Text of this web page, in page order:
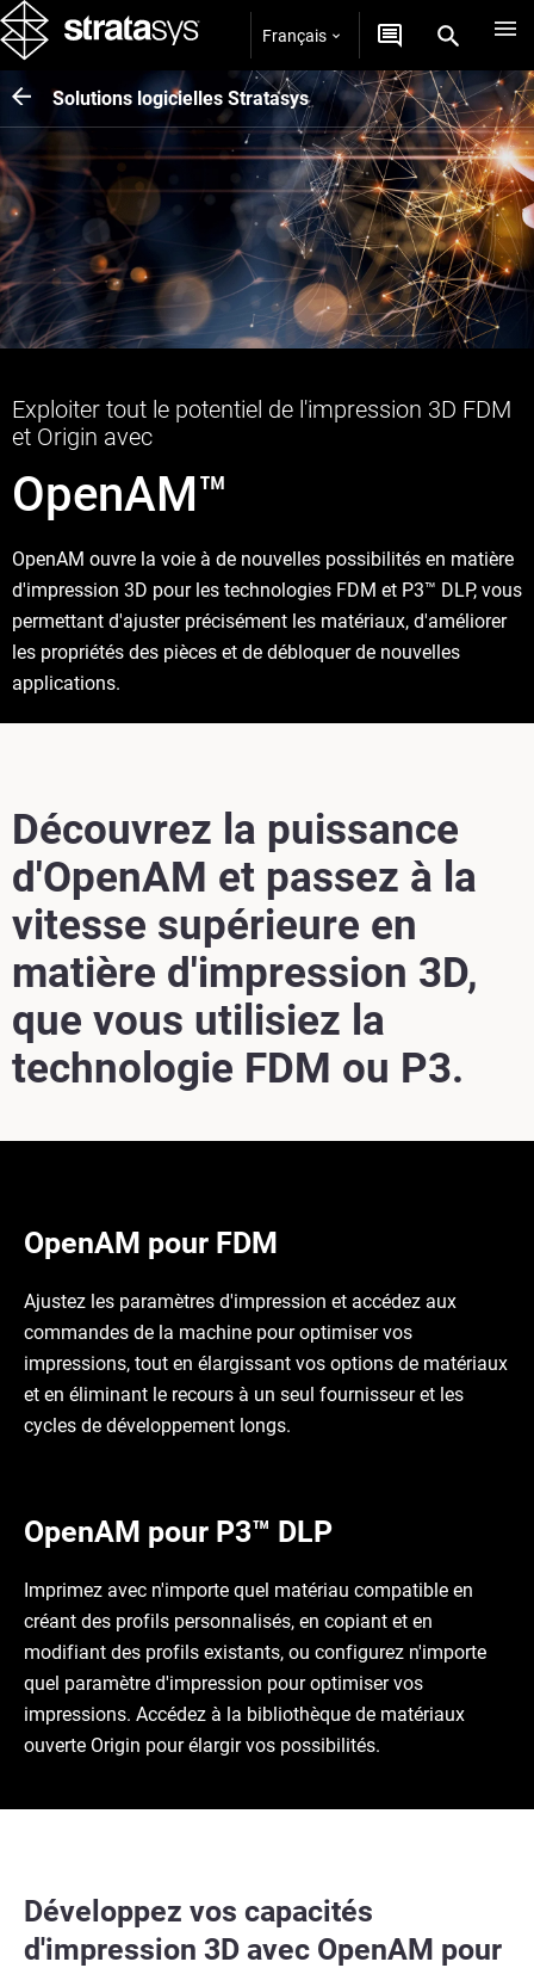
Français
Solutions logicielles Stratasys
Exploiter tout le potentiel de l'impression 3D FDM
et Origin avec
OpenAM™
OpenAM ouvre la voie à de nouvelles possibilités en matière
d'impression 3D pour les technologies FDM et P3™ DLP, vous
permettant d'ajuster précisément les matériaux, d'améliorer
les propriétés des pièces et de débloquer de nouvelles
applications.
Découvrez la puissance
d'OpenAM et passez à la
vitesse supérieure en
matière d'impression 3D,
que vous utilisiez la
technologie FDM ou P3.
OpenAM pour FDM
Ajustez les paramètres d'impression et accédez aux
commandes de la machine pour optimiser vos
impressions, tout en élargissant vos options de matériaux
et en éliminant le recours à un seul fournisseur et les
cycles de développement longs.
OpenAM pour P3™ DLP
Imprimez avec n'importe quel matériau compatible en
créant des profils personnalisés, en copiant et en
modifiant des profils existants, ou configurez n'importe
quel paramètre d'impression pour optimiser vos
impressions. Accédez à la bibliothèque de matériaux
ouverte Origin pour élargir vos possibilités.
Développez vos capacités
d'impression 3D avec OpenAM pour